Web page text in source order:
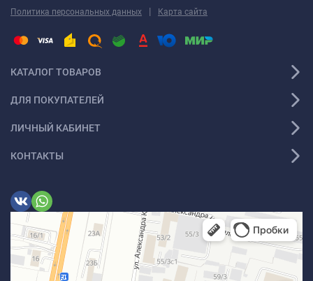
Политика персональных данных | Карта сайта
КАТАЛОГ ТОВАРОВ
ДЛЯ ПОКУПАТЕЛЕЙ
ЛИЧНЫЙ КАБИНЕТ
КОНТАКТЫ